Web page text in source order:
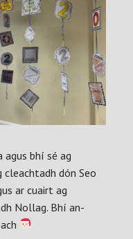
agus bhí sé ag
cleachtadh dón Seo
ar cuairt ag
Nollag. Bhí an-